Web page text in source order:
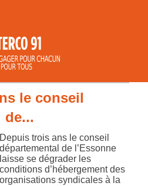
le conseil
de...
Depuis trois ans le conseil
départemental de l’Essonne
laisse se dégrader les
conditions d’hébergement des
organisations syndicales à la